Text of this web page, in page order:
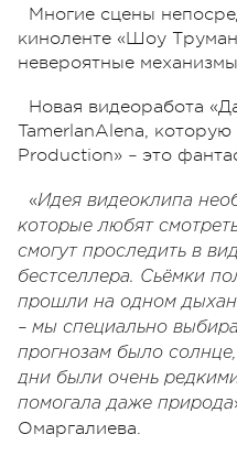
Многие сцены
киноленте «Шоу
невероятные
Новая видеоработа
TamerlanAlena,
Production» – это
«Идея видеоклипа
которые любят
смогут проследить в
бестселлера. Сьёмки
прошли на одном
– мы специально
прогнозам было
дни были очень
помогала даже природа
Омаргалиева.